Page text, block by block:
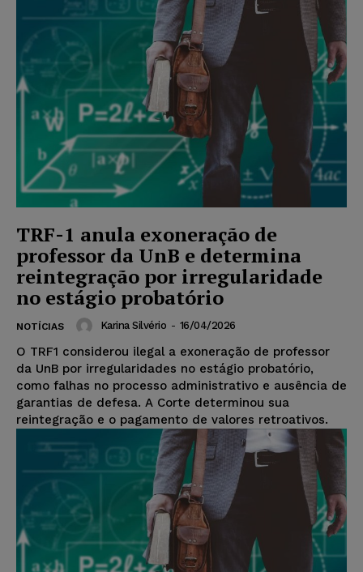
TRF-1 anula exoneração de
professor da UnB e determina
reintegração por irregularidade
no estágio probatório
NOTÍCIAS Karina Silvério - 16/04/2026
O TRF1 considerou ilegal a exoneração de professor
da UnB por irregularidades no estágio probatório,
como falhas no processo administrativo e ausência de
garantias de defesa. A Corte determinou sua
reintegração e o pagamento de valores retroativos.